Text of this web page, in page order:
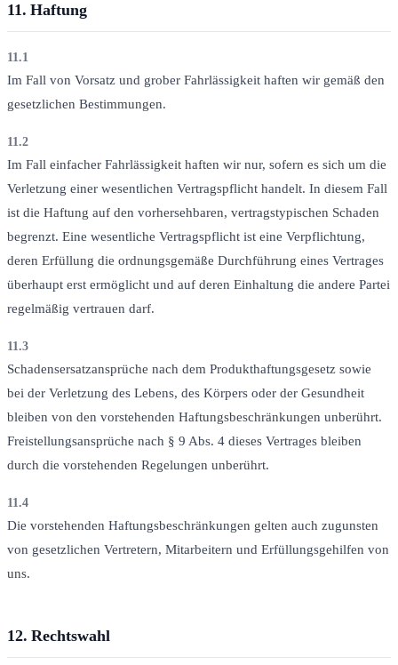
11. Haftung
11.1
Im Fall von Vorsatz und grober Fahrlässigkeit haften wir gemäß den
gesetzlichen Bestimmungen.
11.2
Im Fall einfacher Fahrlässigkeit haften wir nur, sofern es sich um die
Verletzung einer wesentlichen Vertragspflicht handelt. In diesem Fall
ist die Haftung auf den vorhersehbaren, vertragstypischen Schaden
begrenzt. Eine wesentliche Vertragspflicht ist eine Verpflichtung,
deren Erfüllung die ordnungsgemäße Durchführung eines Vertrages
überhaupt erst ermöglicht und auf deren Einhaltung die andere Partei
regelmäßig vertrauen darf.
11.3
Schadensersatzansprüche nach dem Produkthaftungsgesetz sowie
bei der Verletzung des Lebens, des Körpers oder der Gesundheit
bleiben von den vorstehenden Haftungsbeschränkungen unberührt.
Freistellungsansprüche nach § 9 Abs. 4 dieses Vertrages bleiben
durch die vorstehenden Regelungen unberührt.
11.4
Die vorstehenden Haftungsbeschränkungen gelten auch zugunsten
von gesetzlichen Vertretern, Mitarbeitern und Erfüllungsgehilfen von
uns.
12. Rechtswahl